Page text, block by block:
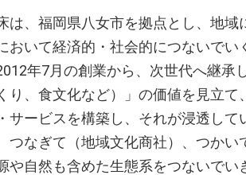
は、福岡県八女市を拠点とし、地
おいて経済的・社会的につないで
年7月の創業から、次世代へ継承
り、食文化など）」の価値を見立
サービスを構築し、それが浸透して
つなぎて（地域文化商社）、つか
や自然も含めた生態系をつないでい